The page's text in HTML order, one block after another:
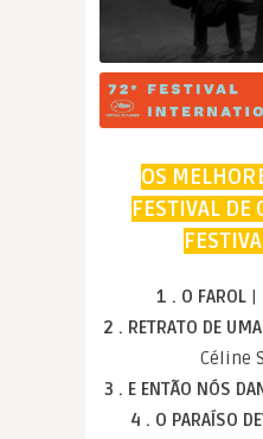
OS
FESTIVAL DE
1 . O FAROL
2 . RETRATO DE
Céline
3 . E ENTÃO NÓS
4 . O PARAÍSO